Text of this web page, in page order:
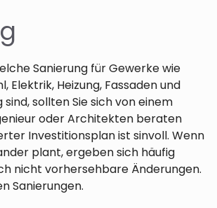
Sanierung für Gewerke wie
Elektrik, Heizung, Fassaden und
sollten Sie sich von einem
oder Architekten beraten
Investitionsplan ist sinvoll. Wenn
plant, ergeben sich häufig
nicht vorhersehbare Änderungen.
Sanierungen.